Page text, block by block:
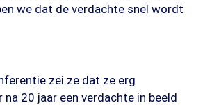
we dat de verdachte snel wordt
zei ze dat ze erg
20 jaar een verdachte in beeld